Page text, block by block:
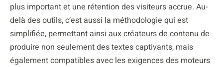
plus important et une rétention des visiteurs accrue. Au-
delà des outils, c’est aussi la méthodologie qui est
simplifiée, permettant ainsi aux créateurs de contenu de
produire non seulement des textes captivants, mais
également compatibles avec les exigences des moteurs